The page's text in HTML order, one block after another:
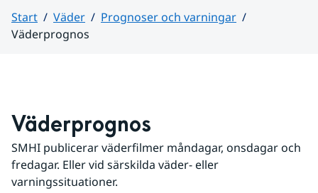
Start Väder
Prognoser och varningar
Väderprognos
Väderprognos
SMHI publicerar väderfilmer måndagar, onsdagar och
fredagar. Eller vid särskilda väder- eller
varningssituationer.